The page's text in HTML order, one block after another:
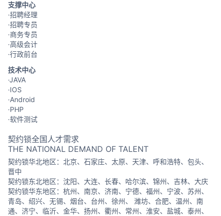
支撑中心
·招聘经理
·招聘专员
·商务专员
·高级会计
·行政前台
技术中心
·JAVA
·IOS
·Android
·PHP
·软件测试
契约锁全国人才需求
THE NATIONAL DEMAND OF TALENT
契约锁华北地区：北京、石家庄、太原、天津、呼和浩特、包头、
晋中
契约锁东北地区：沈阳、大连、长春、哈尔滨、锦州、吉林、大庆
契约锁华东地区：杭州、南京、济南、宁德、福州、宁波、苏州、
青岛、绍兴、无锡、烟台、台州、徐州、 潍坊、合肥、温州、南
通、济宁、临沂、金华、扬州、衢州、常州、淮安、盐城、泰州、